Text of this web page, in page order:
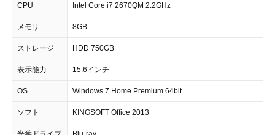
CPU Intel Core i7 2670QM 2.2GHz
メモリ 8GB
ストレージ HDD 750GB
表示能力 15.6インチ
OS Windows 7 Home Premium 64bit
ソフト KINGSOFT Office 2013